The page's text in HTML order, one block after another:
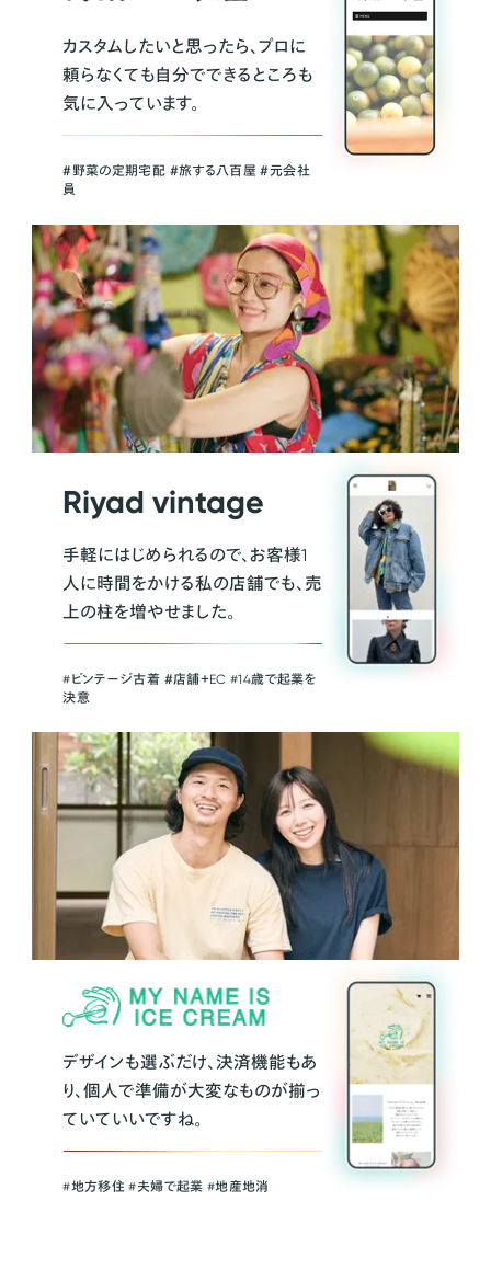
カスタムしたいと思ったら、プロに
頼らなくても自分でできるところも
気に入っています。
＃野菜の定期宅配 ＃旅する八百屋 ＃元会社
員
Riyad vintage
手軽にはじめられるので、お客様1
人に時間をかける私の店舗でも、売
上の柱を増やせました。
#ビンテージ古着 ＃店舗＋EC #14歳で起業を
決意
デザインも選ぶだけ、決済機能もあ
り、個人で準備が大変なものが揃っ
ていていいですね。
#地方移住 #夫婦で起業 #地産地消